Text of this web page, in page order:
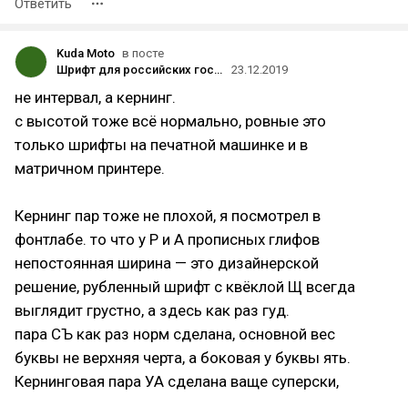
Ответить
Kuda Moto в посте
Шрифт для российских государственных проектов Golos стал бесплатным для всех
23.12.2019
не интервал, а кернинг.
с высотой тоже всё нормально, ровные это
только шрифты на печатной машинке и в
матричном принтере.
Кернинг пар тоже не плохой, я посмотрел в
фонтлабе. то что у Р и А прописных глифов
непостоянная ширина — это дизайнерской
решение, рубленный шрифт с квёклой Щ всегда
выглядит грустно, а здесь как раз гуд.
пара СЪ как раз норм сделана, основной вес
буквы не верхняя черта, а боковая у буквы ять.
Кернинговая пара УА сделана ваще суперски,